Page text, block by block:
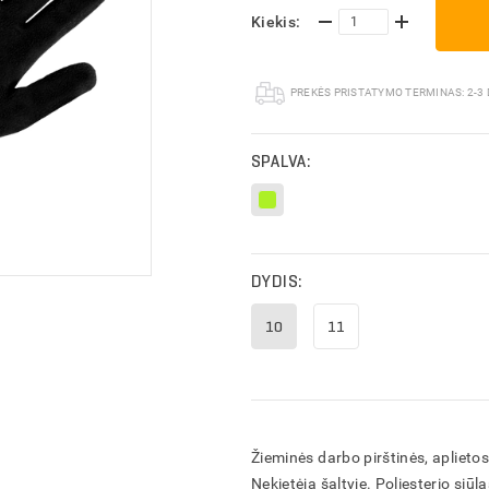
Kiekis:
PREKĖS PRISTATYMO TERMINAS: 2-3
SPALVA:
DYDIS:
10 11
Žieminės darbo pirštinės,
Nekietėja šaltyje. Poliesterio
INFORMACIJA
INFORMACIJA